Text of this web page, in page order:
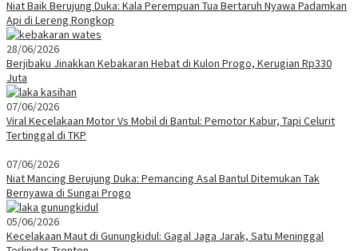
Niat Baik Berujung Duka: Kala Perempuan Tua Bertaruh Nyawa Padamkan
Api di Lereng Rongkop
28/06/2026
Berjibaku Jinakkan Kebakaran Hebat di Kulon Progo, Kerugian Rp330
Juta
07/06/2026
Viral Kecelakaan Motor Vs Mobil di Bantul: Pemotor Kabur, Tapi Celurit
Tertinggal di TKP
07/06/2026
Niat Mancing Berujung Duka: Pemancing Asal Bantul Ditemukan Tak
Bernyawa di Sungai Progo
05/06/2026
Kecelakaan Maut di Gunungkidul: Gagal Jaga Jarak, Satu Meninggal